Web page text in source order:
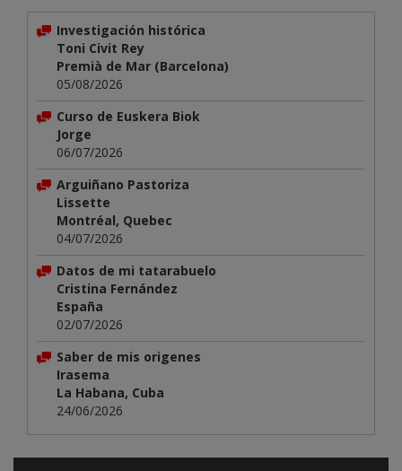
Investigación histórica
Toni Civit Rey
Premià de Mar (Barcelona)
05/08/2026
Curso de Euskera Biok
Jorge
06/07/2026
Arguiñano Pastoriza
Lissette
Montréal, Quebec
04/07/2026
Datos de mi tatarabuelo
Cristina Fernández
España
02/07/2026
Saber de mis origenes
Irasema
La Habana, Cuba
24/06/2026